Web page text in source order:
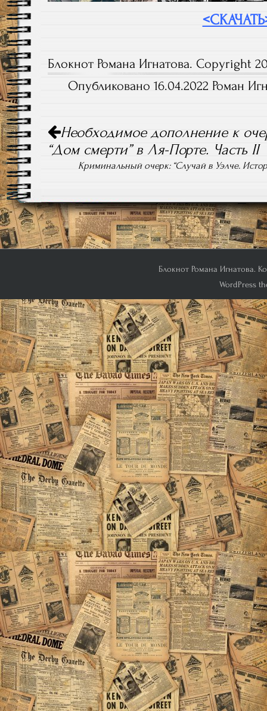
Блокнот Романа Игнатова. Copyright
Опубликовано 16.04.2022 Роман
по
записям
Необходимое дополнение к
“Дом смерти” в Ля-Порте. Часть II
Криминальный очерк: “Случай в Уэлче.
Блокнот Романа Игнатова.
WordPress